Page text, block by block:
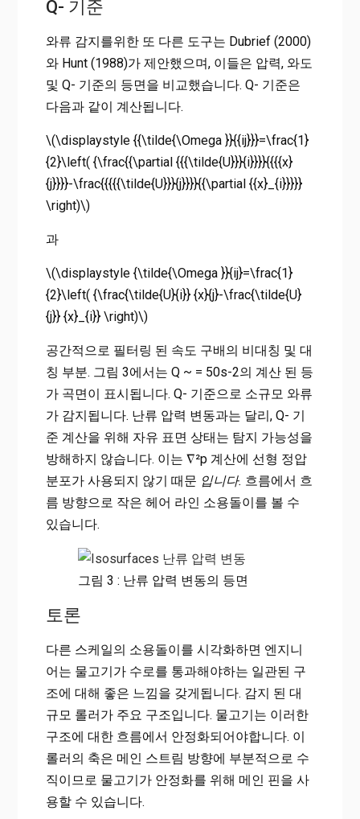
Q- 기준
와류 감지를위한 또 다른 도구는 Dubrief (2000)
와 Hunt (1988)가 제안했으며, 이들은 압력, 와도
및 Q- 기준의 등면을 비교했습니다. Q- 기준은
다음과 같이 계산됩니다.
\(\displaystyle {{\tilde{\Omega }}{{ij}}}=\frac{1}
{2}\left( {\frac{{\partial {{{\tilde{U}}}{i}}}}{{{{x}
{j}}}}-\frac{{{{{\tilde{U}}}{j}}}}{{\partial {{x}_{i}}}}}
\right)\)
과
\(\displaystyle {\tilde{\Omega }}{ij}=\frac{1}
{2}\left( {\frac{\tilde{U}{i}} {x}{j}-\frac{\tilde{U}
{j}} {x}_{i}} \right)\)
공간적으로 필터링 된 속도 구배의 비대칭 및 대
칭 부분. 그림 3에서는 Q ~ = 50s-2의 계산 된 등
가 곡면이 표시됩니다. Q- 기준으로 소규모 와류
가 감지됩니다. 난류 압력 변동과는 달리, Q- 기
준 계산을 위해 자유 표면 상태는 탐지 가능성을
방해하지 않습니다. 이는 ∇²p 계산에 선형 정압
분포가 사용되지 않기 때문 입니다. 흐름에서 흐
름 방향으로 작은 헤어 라인 소용돌이를 볼 수
있습니다.
그림 3 : 난류 압력 변동의 등면
토론
다른 스케일의 소용돌이를 시각화하면 엔지니
어는 물고기가 수로를 통과해야하는 일관된 구
조에 대해 좋은 느낌을 갖게됩니다. 감지 된 대
규모 롤러가 주요 구조입니다. 물고기는 이러한
구조에 대한 흐름에서 안정화되어야합니다. 이
롤러의 축은 메인 스트림 방향에 부분적으로 수
직이므로 물고기가 안정화를 위해 메인 핀을 사
용할 수 있습니다.